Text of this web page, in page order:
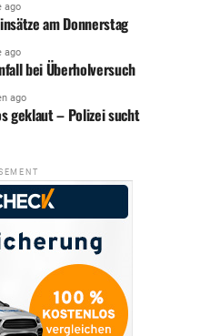
ago
am Donnerstag
ago
bei Überholversuch
ago
geklaut – Polizei sucht